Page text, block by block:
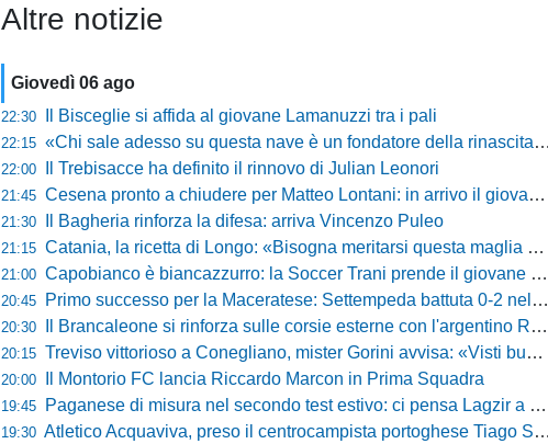
Altre notizie
Giovedì 06 ago
22:30 Il Bisceglie si affida al giovane Lamanuzzi tra i pali
22:15 «Chi sale adesso su questa nave è un fondatore della rinascita»: Davis carica l'ambiente Messina
22:00 Il Trebisacce ha definito il rinnovo di Julian Leonori
21:45 Cesena pronto a chiudere per Matteo Lontani: in arrivo il giovane talento dello Spezia
21:30 Il Bagheria rinforza la difesa: arriva Vincenzo Puleo
21:15 Catania, la ricetta di Longo: «Bisogna meritarsi questa maglia ogni singolo giorno»
21:00 Capobianco è biancazzurro: la Soccer Trani prende il giovane attaccante ex Monopoli
20:45 Primo successo per la Maceratese: Settempeda battuta 0-2 nella ripresa
20:30 Il Brancaleone si rinforza sulle corsie esterne con l'argentino Rotela
20:15 Treviso vittorioso a Conegliano, mister Gorini avvisa: «Visti buoni spunti, ma c'è ancora tanto da lavorare»
20:00 Il Montorio FC lancia Riccardo Marcon in Prima Squadra
19:45 Paganese di misura nel secondo test estivo: ci pensa Lagzir a piegare l'Equipe Campania
19:30 Atletico Acquaviva, preso il centrocampista portoghese Tiago Santos